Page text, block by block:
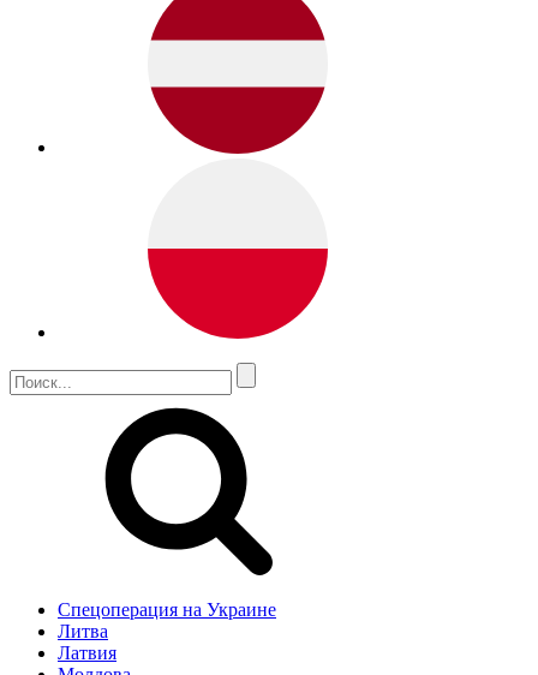
Спецоперация на Украине
Литва
Латвия